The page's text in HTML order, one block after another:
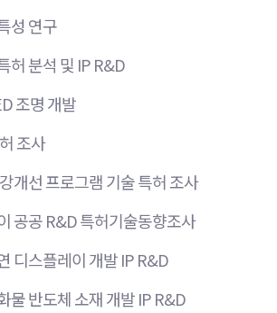
성 연구
허 분석 및 IP R&D
조명 개발
조사
개선 프로그램 기술 특허 조사
공공 R&D 특허기술동향조사
디스플레이 개발 IP R&D
물 반도체 소재 개발 IP R&D